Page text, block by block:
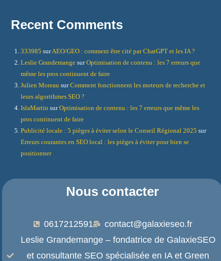
Recent Comments
333985 surAEO/GEO : comment être cité par ChatGPT et les IA ?
Leslie Grandemange surOptimisation de contenu : les 7 erreurs que
même les pros continuent de faire
Julien Moreau surComment fonctionnent les moteurs de recherche et
leurs algorithmes SEO ?
IslaMartin surOptimisation de contenu : les 7 erreurs que même les
pros continuent de faire
Publicité locale : 5 pièges à éviter selon le Conseil Régional 2025 sur
Erreurs courantes en SEO local : les pièges à éviter pour bien se
positionner
Nous contacter
0617212591
contact@galaxieseo.fr
Leslie Grandemange – fondatrice de GalaxieSEO
et consultante SEO spécialisée en IA et Green